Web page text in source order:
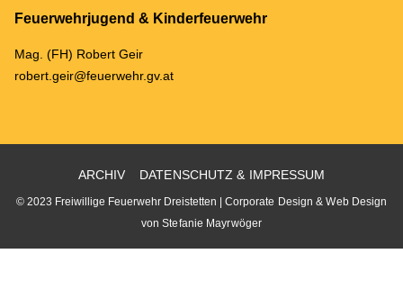
Feuerwehrjugend & Kinderfeuerwehr
Mag. (FH) Robert Geir
robert.geir@feuerwehr.gv.at
ARCHIV DATENSCHUTZ & IMPRESSUM
© 2023 Freiwillige Feuerwehr Dreistetten | Corporate Design & Web Design
von Stefanie Mayrwöger